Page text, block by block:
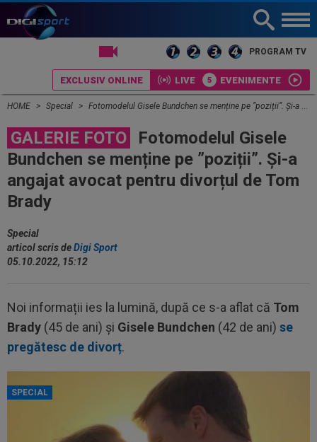
PROGRAM TV
EXCLUSIV ONLINE LIVE EVENIMENTE
HOME Special Fotomodelul Gisele Bundchen se menține pe ”poziții”. Și-a angajat avocat pentru divorțul de Tom Brady
GALERIE FOTO
Fotomodelul Gisele
Bundchen se menține pe ”poziții”. Și-a
angajat avocat pentru divorțul de Tom
Brady
Special
articol scris deDigi Sport
05.10.2022, 15:12
Noi informații ies la lumină, după ce s-a aflat că Tom
Brady (45 de ani) și Gisele Bundchen (42 de ani) se
pregătesc de divorț.
SPECIAL